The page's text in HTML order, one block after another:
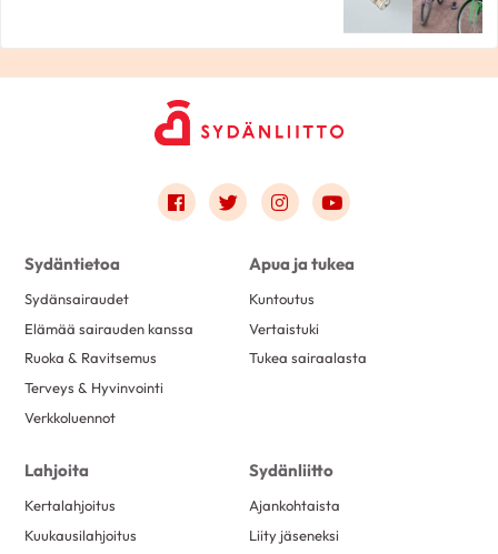
Link to facebook
Link to twitter
Link to instagram
Link to youtube
Sydäntietoa
Sydänsairaudet
Elämää sairauden kanssa
Ruoka & Ravitsemus
Terveys & Hyvinvointi
Verkkoluennot
Apua ja tukea
Kuntoutus
Vertaistuki
Tukea sairaalasta
Lahjoita
Kertalahjoitus
Kuukausilahjoitus
Sydänliitto
Ajankohtaista
Liity jäseneksi